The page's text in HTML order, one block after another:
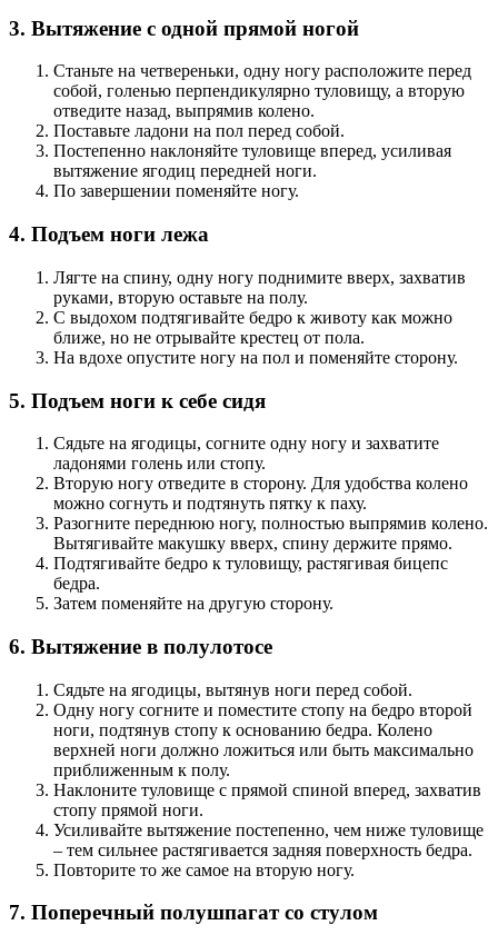
3. Вытяжение с одной прямой ногой
Станьте на четвереньки, одну ногу расположите перед
собой, голенью перпендикулярно туловищу, а вторую
отведите назад, выпрямив колено.
Поставьте ладони на пол перед собой.
Постепенно наклоняйте туловище вперед, усиливая
вытяжение ягодиц передней ноги.
По завершении поменяйте ногу.
4. Подъем ноги лежа
Лягте на спину, одну ногу поднимите вверх, захватив
руками, вторую оставьте на полу.
С выдохом подтягивайте бедро к животу как можно
ближе, но не отрывайте крестец от пола.
На вдохе опустите ногу на пол и поменяйте сторону.
5. Подъем ноги к себе сидя
Сядьте на ягодицы, согните одну ногу и захватите
ладонями голень или стопу.
Вторую ногу отведите в сторону. Для удобства колено
можно согнуть и подтянуть пятку к паху.
Разогните переднюю ногу, полностью выпрямив колено.
Вытягивайте макушку вверх, спину держите прямо.
Подтягивайте бедро к туловищу, растягивая бицепс
бедра.
Затем поменяйте на другую сторону.
6. Вытяжение в полулотосе
Сядьте на ягодицы, вытянув ноги перед собой.
Одну ногу согните и поместите стопу на бедро второй
ноги, подтянув стопу к основанию бедра. Колено
верхней ноги должно ложиться или быть максимально
приближенным к полу.
Наклоните туловище с прямой спиной вперед, захватив
стопу прямой ноги.
Усиливайте вытяжение постепенно, чем ниже туловище
– тем сильнее растягивается задняя поверхность бедра.
Повторите то же самое на вторую ногу.
7. Поперечный полушпагат со стулом